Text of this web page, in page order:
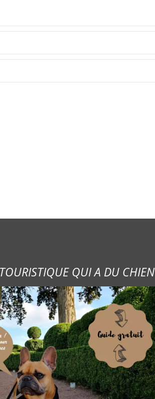
QUI A DU CHIEN